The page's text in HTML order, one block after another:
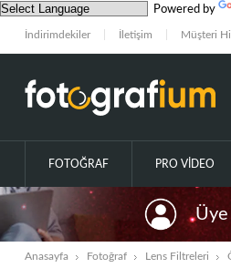
Powered by
İndirimdekiler İletişim Müşteri
FOTOĞRAF PRO VIDEO
Üye
Anasayfa Fotoğraf Lens Filtreleri